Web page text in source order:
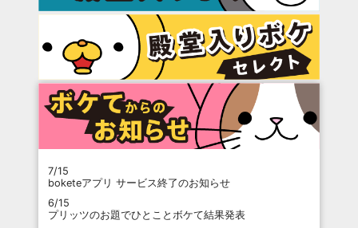
7/15
boketeアプリ サービス終了のお知らせ
6/15
プリッツのお題でひとことボケて結果発表